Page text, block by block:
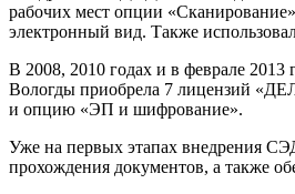
рабочих мест опции
электронный вид. Также
В 2008, 2010 годах и в феврале
Вологды приобрела 7 лицензий
и опцию «ЭП и шифрование».
Уже на первых этапах внедрения
прохождения документов, а также